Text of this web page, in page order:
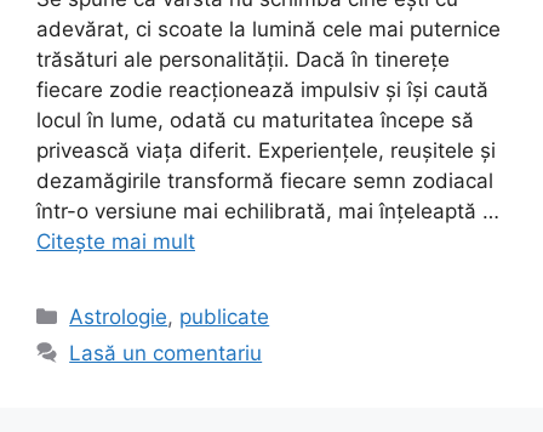
adevărat, ci scoate la lumină cele mai puternice
trăsături ale personalității. Dacă în tinerețe
fiecare zodie reacționează impulsiv și își caută
locul în lume, odată cu maturitatea începe să
privească viața diferit. Experiențele, reușitele și
dezamăgirile transformă fiecare semn zodiacal
într-o versiune mai echilibrată, mai înțeleaptă …
Citește mai mult
Categorii
Astrologie, publicate
Lasă un comentariu